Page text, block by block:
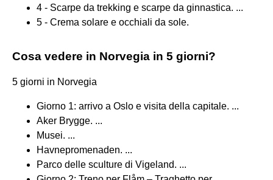
4 - Scarpe da trekking e scarpe da ginnastica. ...
5 - Crema solare e occhiali da sole.
Cosa vedere in Norvegia in 5 giorni?
5 giorni in Norvegia
Giorno 1: arrivo a Oslo e visita della capitale. ...
Aker Brygge. ...
Musei. ...
Havnepromenaden. ...
Parco delle sculture di Vigeland. ...